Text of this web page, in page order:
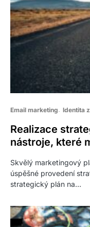
Email marketing Identita
Realizace
nástroje, které
Skvělý marketingový
úspěšné provedení
strategický plán na…